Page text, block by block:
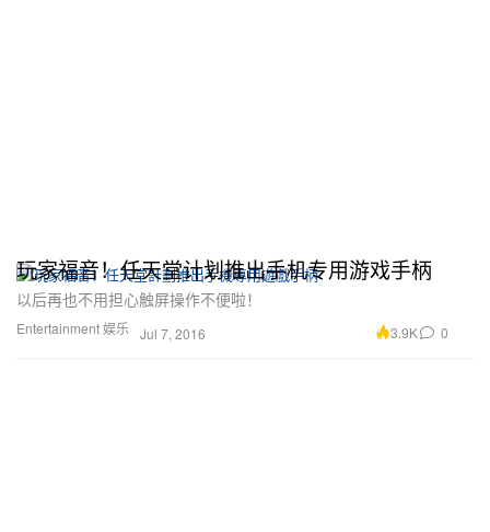
Entertainment 娱乐
玩家福音！任天堂计划推出手机专用游戏手柄
以后再也不用担心触屏操作不便啦！
Jul 7, 2016 3.9K 0